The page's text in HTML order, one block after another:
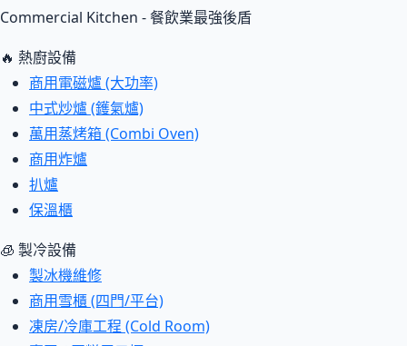
Commercial Kitchen - 餐飲業最強後盾
🔥 熱廚設備
商用電磁爐 (大功率)
中式炒爐 (鑊氣爐)
萬用蒸烤箱 (Combi Oven)
商用炸爐
扒爐
保溫櫃
🧊 製冷設備
製冰機維修
商用雪櫃 (四門/平台)
凍房/冷庫工程 (Cold Room)